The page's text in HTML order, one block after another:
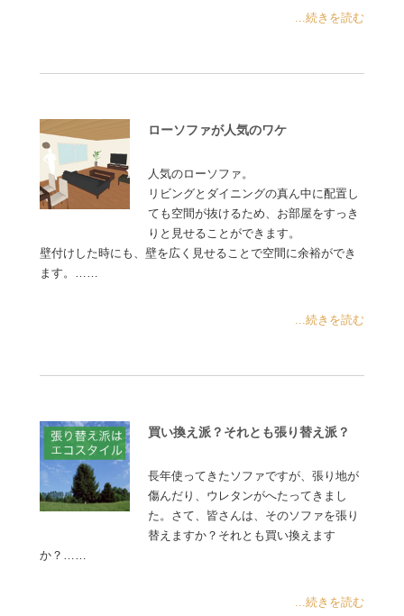
...続きを読む
ローソファが人気のワケ
人気のローソファ。
リビングとダイニングの真ん中に配置し
ても空間が抜けるため、お部屋をすっき
りと見せることができます。
壁付けした時にも、壁を広く見せることで空間に余裕ができ
ます。……
...続きを読む
買い換え派？それとも張り替え派？
長年使ってきたソファですが、張り地が
傷んだり、ウレタンがへたってきまし
た。さて、皆さんは、そのソファを張り
替えますか？それとも買い換えます
か？……
...続きを読む